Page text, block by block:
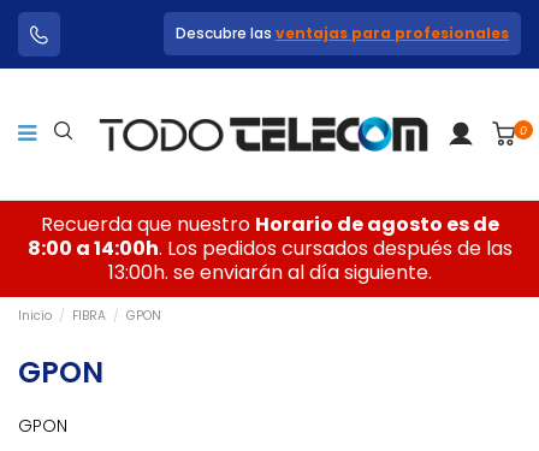
Descubre las ventajas para profesionales
0
Recuerda que nuestro Horario de agosto es de
8:00 a 14:00h. Los pedidos cursados después de las
13:00h. se enviarán al día siguiente.
Inicio FIBRA GPON
GPON
GPON